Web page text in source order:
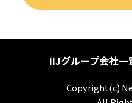
IIJグループ会社一
Copyright(c)